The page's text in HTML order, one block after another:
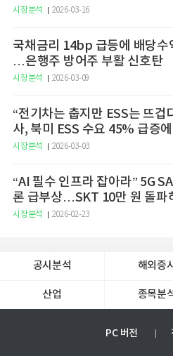
승 전망"
시장분석 2026-03-16
국채금리 14bp 급등에 배당수
…은행주 방어주 부활 신호탄
시장분석 2026-03-09
“전기차는 춥지만 ESS는 뜨겁
사, 북미 ESS 수요 45% 급증에
시장분석 2026-03-03
“AI 필수 인프라 잡아라” 5G
론 급부상…SKT 10만 원 돌파
증권
시장분석 2026-02-23
공시분석 해외증시
산업 종목분
PC 버전